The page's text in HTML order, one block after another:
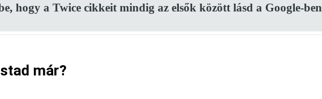
hogy a Twice cikkeit mindig az elsők között lásd a Google-ben
már?